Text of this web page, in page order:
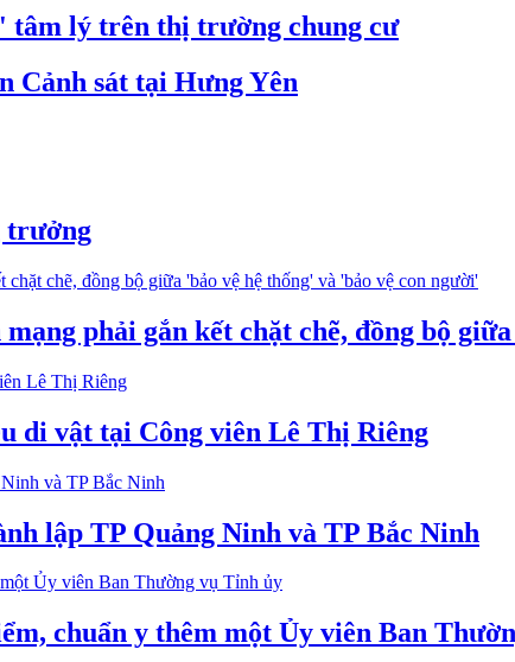
tâm lý trên thị trường chung cư
Cảnh sát tại Hưng Yên
trưởng
phải gắn kết chặt chẽ, đồng bộ
di vật tại Công viên Lê Thị Riêng
lập TP Quảng Ninh và TP Bắc Ninh
chuẩn y thêm một Ủy viên Ban